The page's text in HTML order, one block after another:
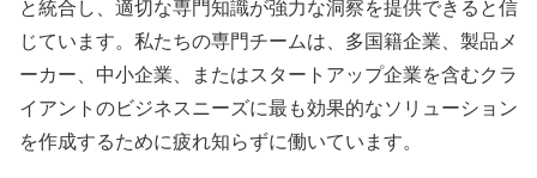
と統合し、適切な専門知識が強力な洞察を提供できると信
じています。私たちの専門チームは、多国籍企業、製品メ
ーカー、中小企業、またはスタートアップ企業を含むクラ
イアントのビジネスニーズに最も効果的なソリューション
を作成するために疲れ知らずに働いています。